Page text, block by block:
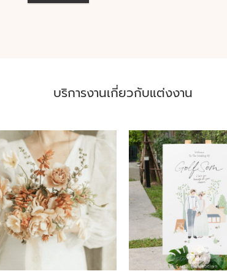
บริการงานเกี่ยวกับแต่งงาน